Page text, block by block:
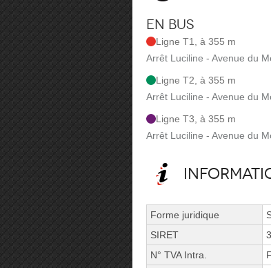
En bus
Ligne T1, à 355 m
Arrêt Luciline - Avenue du
Ligne T2, à 355 m
Arrêt Luciline - Avenue du
Ligne T3, à 355 m
Arrêt Luciline - Avenue du
Forme juridique
SIRET
N° TVA Intra.